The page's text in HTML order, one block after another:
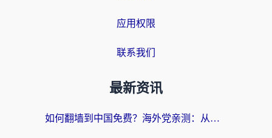
应用权限
联系我们
最新资讯
如何翻墙到中国免费？海外党亲测：从踩坑到选对加速器的全攻略